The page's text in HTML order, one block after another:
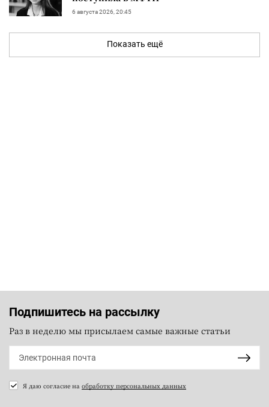
6 августа 2026, 20:45
Показать ещё
Подпишитесь на рассылку
Раз в неделю мы присылаем самые важные статьи
Я даю согласие на обработку персональных данных